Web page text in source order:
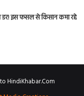
इस फसल से किसान कमा रहे
HindiKhabar.Com